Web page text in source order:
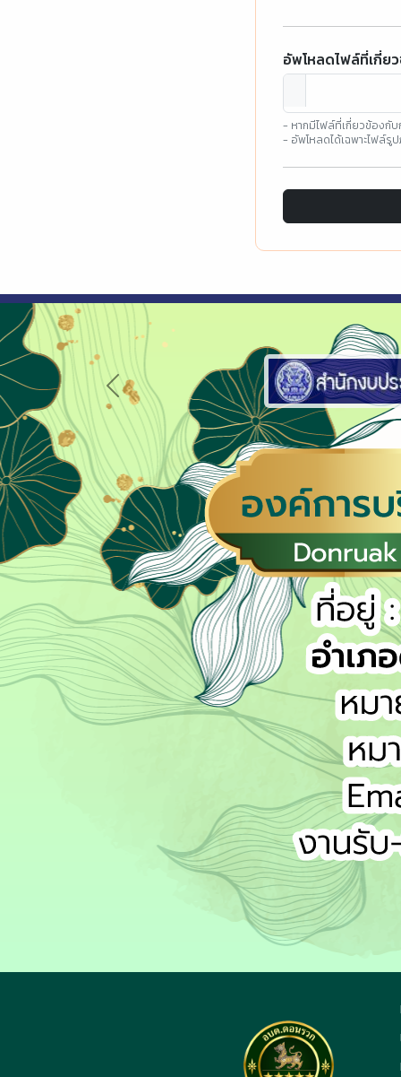
อัพโหลดไฟล์ที่เกี่ย
- หากมีไฟล์ที่เกี่ยวข้องกับ
- อัพโหลดได้เฉพาะไฟล์รูป
Previous